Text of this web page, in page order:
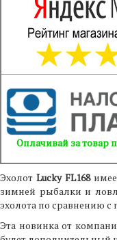
Оплачивай за товар
Эхолот Lucky FL168
зимней рыбалки и
эхолота по сравнению
Эта новинка от